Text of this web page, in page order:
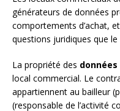
générateurs de données
comportements d’achat,
questions juridiques que
La propriété des
local commercial. Le
appartiennent au bailleur
(responsable de l’activité